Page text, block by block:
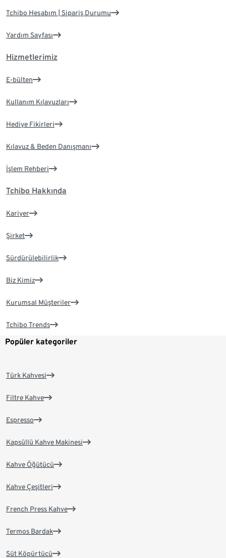
Tchibo Hesabım | Sipariş Durumu
Yardım Sayfası
Hizmetlerimiz
E-bülten
Kullanım Kılavuzları
Hediye Fikirleri
Kılavuz & Beden Danışmanı
İşlem Rehberi
Tchibo Hakkında
Kariyer
Şirket
Sürdürülebilirlik
Biz Kimiz
Kurumsal Müşteriler
Tchibo Trends
Popüler kategoriler
Türk Kahvesi
Filtre Kahve
Espresso
Kapsüllü Kahve Makinesi
Kahve Öğütücü
Kahve Çeşitleri
French Press Kahve
Termos Bardak
Süt Köpürtücü